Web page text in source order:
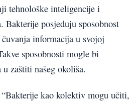
tehnološke inteligencije i
Bakterije posjeduju sposobnost
informacija u svojoj
sposobnosti mogle bi
zaštiti našeg okoliša.
kao kolektiv mogu učiti,